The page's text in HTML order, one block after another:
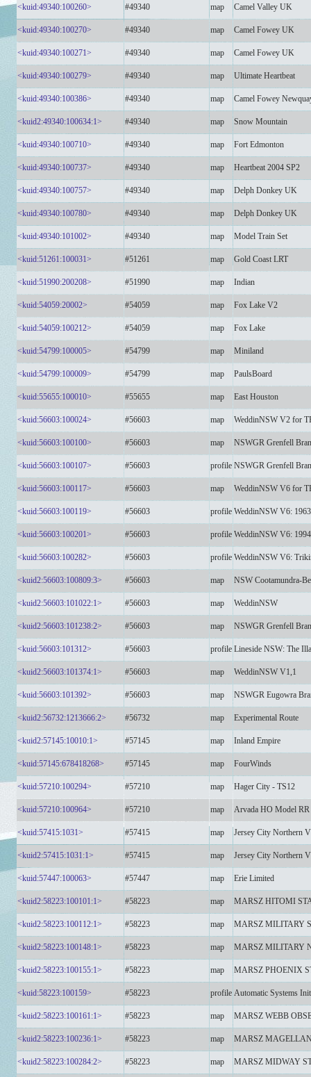
<kuid:49340:100260> #49340 map Camel Valley UK
<kuid:49340:100270> #49340 map Camel Fowey UK
<kuid:49340:100271> #49340 map Camel Fowey UK
<kuid:49340:100279> #49340 map Ultimate Heartbeat
<kuid:49340:100386> #49340 map Camel Fowey
<kuid2:49340:100634:1> #49340 map Snow Mountain
<kuid:49340:100710> #49340 map Fort Edmonton
<kuid:49340:100737> #49340 map Heartbeat 2004 SP2
<kuid:49340:100757> #49340 map Delph Donkey UK
<kuid:49340:100780> #49340 map Delph Donkey UK
<kuid:49340:101002> #49340 map Model Train Set
<kuid:51261:100031> #51261 map Gold Coast LRT
<kuid:51990:200208> #51990 map Indian
<kuid:54059:20002> #54059 map Fox Lake V2
<kuid:54059:100212> #54059 map Fox Lake
<kuid:54799:100005> #54799 map Miniland
<kuid:54799:100009> #54799 map PaulsBoard
<kuid:55655:100010> #55655 map East Houston
<kuid:56603:100024> #56603 map WeddinNSW V2 for
<kuid:56603:100100> #56603 map NSWGR Grenfell
<kuid:56603:100107> #56603 profile NSWGR Grenfell
<kuid:56603:100117> #56603 map WeddinNSW V6 for
<kuid:56603:100119> #56603 profile WeddinNSW V6:
<kuid:56603:100201> #56603 profile WeddinNSW V6:
<kuid:56603:100282> #56603 profile WeddinNSW V6:
<kuid2:56603:100809:3> #56603 map NSW Cootamundra-
<kuid2:56603:101022:1> #56603 map WeddinNSW
<kuid2:56603:101238:2> #56603 map NSWGR Grenfell
<kuid:56603:101312> #56603 profile Lineside NSW: The
<kuid2:56603:101374:1> #56603 map WeddinNSW V1,1
<kuid:56603:101392> #56603 map NSWGR Eugowra
<kuid2:56732:1213666:2> #56732 map Experimental Route
<kuid2:57145:10010:1> #57145 map Inland Empire
<kuid:57145:678418268> #57145 map FourWinds
<kuid:57210:100294> #57210 map Hager City - TS12
<kuid:57210:100964> #57210 map Arvada HO Model
<kuid:57415:1031> #57415 map Jersey City Northern
<kuid2:57415:1031:1> #57415 map Jersey City Northern
<kuid:57447:100063> #57447 map Erie Limited
<kuid2:58223:100101:1> #58223 map MARSZ HITOMI
<kuid2:58223:100112:1> #58223 map MARSZ MILITARY
<kuid2:58223:100148:1> #58223 map MARSZ MILITARY
<kuid2:58223:100155:1> #58223 map MARSZ PHOENIX
<kuid:58223:100159> #58223 profile Automatic Systems
<kuid2:58223:100161:1> #58223 map MARSZ WEBB
<kuid2:58223:100236:1> #58223 map MARSZ
<kuid2:58223:100284:2> #58223 map MARSZ MIDWAY